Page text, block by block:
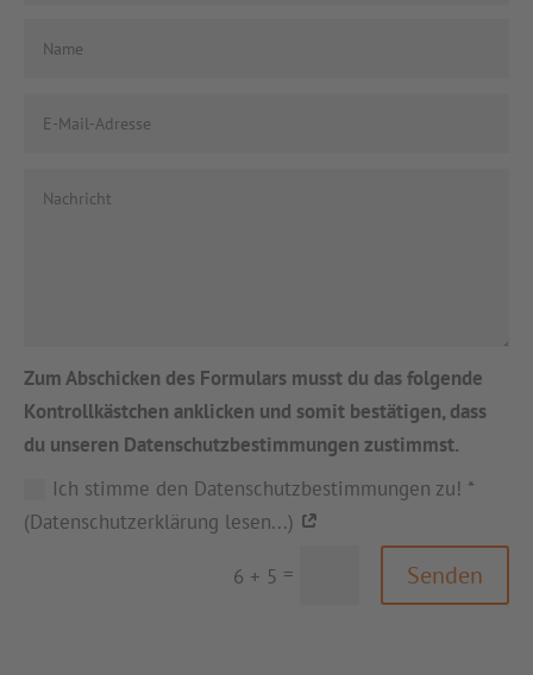
Zum Abschicken des Formulars musst du das folgende
Kontrollkästchen anklicken und somit bestätigen, dass
du unseren Datenschutzbestimmungen zustimmst.
Ich stimme den Datenschutzbestimmungen zu! *
(Datenschutzerklärung lesen...)
6 + 5 = Senden